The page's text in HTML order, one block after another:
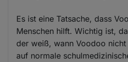
Es ist eine Tatsache, dass
Menschen hilft. Wichtig ist,
der weiß, wann Voodoo
auf normale